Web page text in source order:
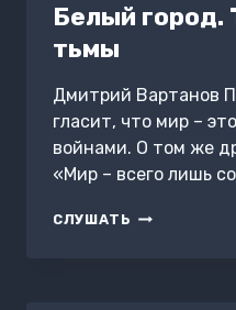
Белый город.
тьмы
Дмитрий Вартанов
гласит, что мир –
войнами. О том же
«Мир – всего лишь
СЛУШАТЬ БЕЛЫЙ